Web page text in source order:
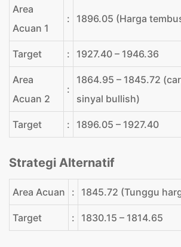
Area
Acuan 1
: 1896.05 (Harga
Target : 1927.40 – 1946.36
Area
Acuan 2
:
1864.95 – 1845.72
sinyal bullish)
Target : 1896.05 – 1927.40
Strategi Alternatif
Area Acuan : 1845.72 (Tunggu
Target : 1830.15 – 1814.65